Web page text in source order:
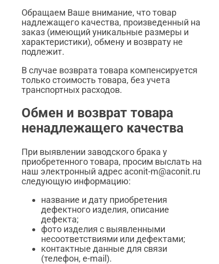
Обращаем Ваше внимание, что товар
надлежащего качества, произведенный на
заказ (имеющий уникальные размеры и
характеристики), обмену и возврату не
подлежит.
В случае возврата товара компенсируется
только стоимость товара, без учета
транспортных расходов.
Обмен и возврат товара
ненадлежащего качества
При выявлении заводского брака у
приобретенного товара, просим выслать на
наш электронный адрес aconit-m@aconit.ru
следующую информацию:
название и дату приобретения
дефектного изделия, описание
дефекта;
фото изделия с выявленными
несоответствиями или дефектами;
контактные данные для связи
(телефон, e-mail).